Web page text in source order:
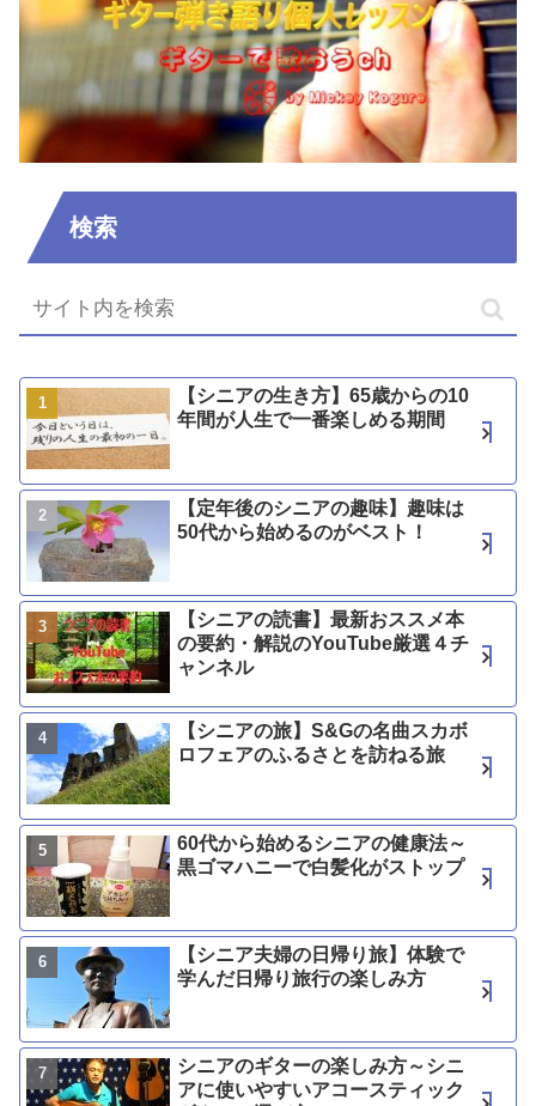
検索
【シニアの生き方】65歳からの10
年間が人生で一番楽しめる期間
【定年後のシニアの趣味】趣味は
50代から始めるのがベスト！
【シニアの読書】最新おススメ本
の要約・解説のYouTube厳選４チ
ャンネル
【シニアの旅】S&Gの名曲スカボ
ロフェアのふるさとを訪ねる旅
60代から始めるシニアの健康法～
黒ゴマハニーで白髪化がストップ
【シニア夫婦の日帰り旅】体験で
学んだ日帰り旅行の楽しみ方
シニアのギターの楽しみ方～シニ
アに使いやすいアコースティック